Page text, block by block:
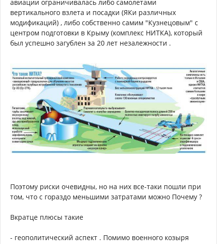
авиации ограничивалась либо самолетами
вертикального взлета и посадки (ЯКи различных
модификаций) , либо собственно самим "Кузнецовым" с
центром подготовки в Крыму (комплекс НИТКА), который
был успешно загублен за 20 лет незалежности .
Поэтому риски очевидны, но на них все-таки пошли при
том, что с гораздо меньшими затратами можно Почему ?
Вкратце плюсы такие
- геополитический аспект . Помимо военного козыря